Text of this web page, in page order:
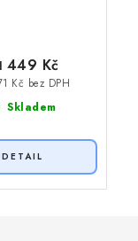
Skladem
Kč bez DPH
449 Kč